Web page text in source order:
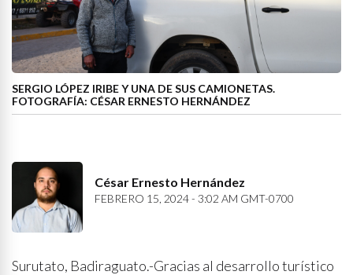
SERGIO LÓPEZ IRIBE Y UNA DE SUS CAMIONETAS.
FOTOGRAFÍA: CÉSAR ERNESTO HERNÁNDEZ
César Ernesto Hernández
FEBRERO 15, 2024 - 3:02 AM GMT-0700
Surutato, Badiraguato.-Gracias al desarrollo turístico